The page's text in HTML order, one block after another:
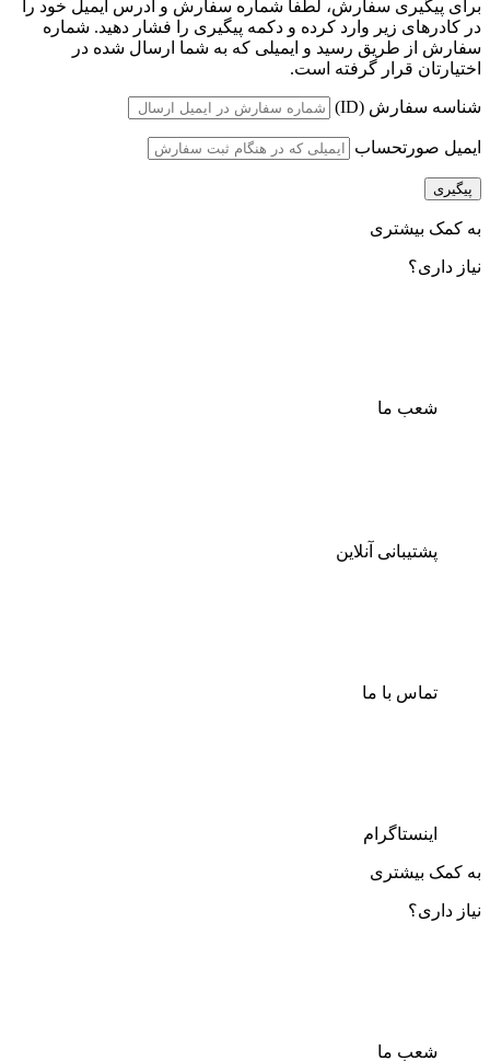
برای پیگیری سفارش، لطفا شماره سفارش و آدرس ایمیل خود را
در کادرهای زیر وارد کرده و دکمه پیگیری را فشار دهید. شماره
سفارش از طریق رسید و ایمیلی که به شما ارسال شده در
اختیارتان قرار گرفته است.
شناسه سفارش (ID)
ایمیل صورتحساب
پیگیری
به کمک بیشتری
نیاز داری؟
شعب ما
پشتیبانی آنلاین
تماس با ما
اینستاگرام
به کمک بیشتری
نیاز داری؟
شعب ما